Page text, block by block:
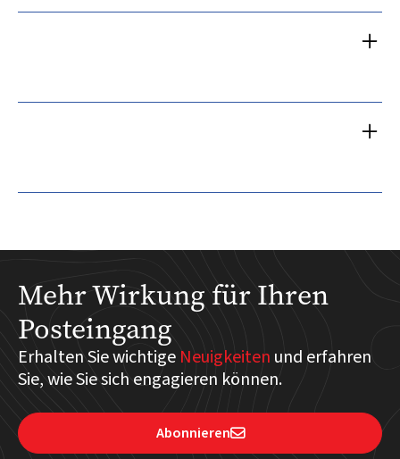
Mehr Wirkung für Ihren
Posteingang
Erhalten Sie wichtige Neuigkeiten und erfahren
Sie, wie Sie sich engagieren können.
Abonnieren